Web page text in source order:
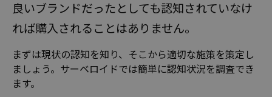
調査テンプレート
お役立ち情報
良いブランドだったとしても認知されていなけ
れば購入されることはありません。
まずは現状の認知を知り、そこから適切な施策を策定し
ましょう。サーベロイドでは簡単に認知状況を調査でき
ます。